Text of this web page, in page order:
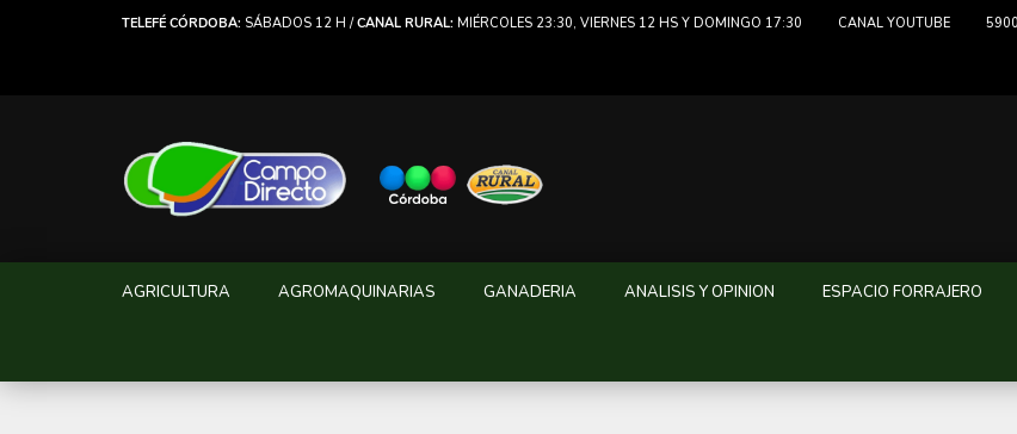
TELEFÉ CÓRDOBA: SÁBADOS 12 H /CANAL RURAL: MIÉRCOLES 23:30, VIERNES 12 HS Y DOMINGO 17:30 CANAL YOUTUBE
AGRICULTURA AGROMAQUINARIAS GANADERIA ANALISIS Y OPINION ESPACIO FORRAJERO